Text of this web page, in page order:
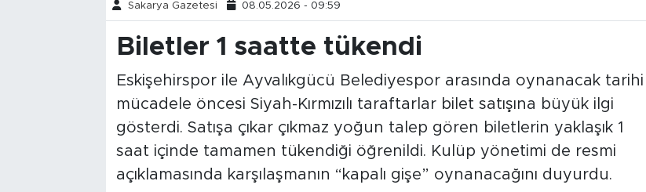
Sakarya Gazetesi 08.05.2026 - 09:59
Biletler 1 saatte tükendi
Eskişehirspor ile Ayvalıkgücü Belediyespor arasında oynanacak tarihi
mücadele öncesi Siyah-Kırmızılı taraftarlar bilet satışına büyük ilgi
gösterdi. Satışa çıkar çıkmaz yoğun talep gören biletlerin yaklaşık 1
saat içinde tamamen tükendiği öğrenildi. Kulüp yönetimi de resmi
açıklamasında karşılaşmanın “kapalı gişe” oynanacağını duyurdu.